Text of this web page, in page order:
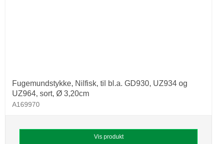
Fugemundstykke, Nilfisk, til bl.a. GD930, UZ934 og
UZ964, sort, Ø 3,20cm
A169970
Vis produkt